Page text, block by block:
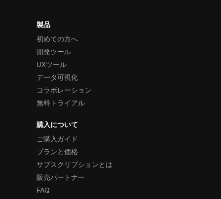
製品
初めての方へ
開発ツール
UXツール
データ可視化
コラボレーション
無料トライアル
購入について
ご購入ガイド
プランと価格
サブスクリプションとは
販売パートナー
FAQ